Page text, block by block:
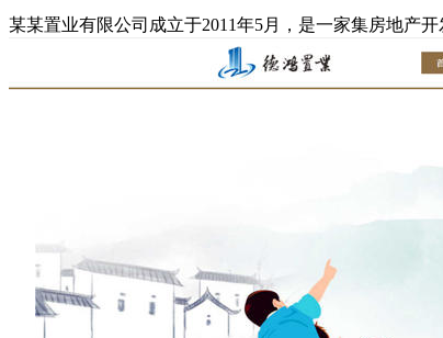
某某置业有限公司成立于2011年5月，是一家集房地产